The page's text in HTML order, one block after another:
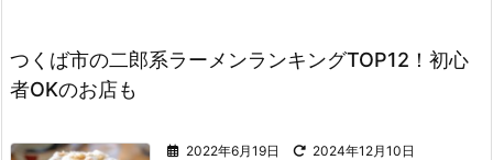
つくば市の二郎系ラーメンランキングTOP12！初心
者OKのお店も
2022年6月19日
2024年12月10日